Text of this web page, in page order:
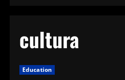
cultura
Education